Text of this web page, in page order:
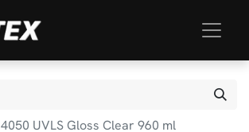
4050 UVLS Gloss Clear 960 ml